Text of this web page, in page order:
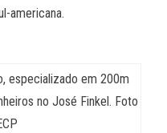
americana.
especializado em 200m
no José Finkel. Foto